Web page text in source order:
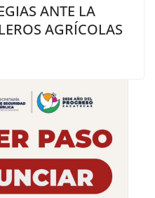
ANTE LA
AGRÍCOLAS